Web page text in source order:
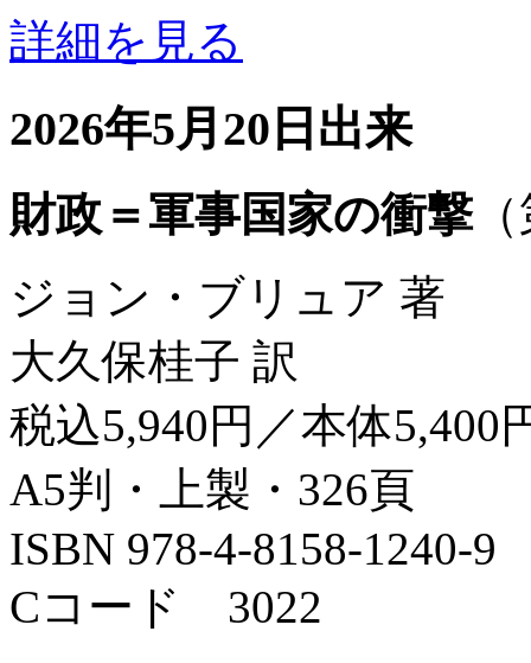
詳細を見る
2026年5月20日出来
財政＝軍事国家の衝撃（
ジョン・ブリュア 著
大久保桂子 訳
税込5,940円／本体5,400
A5判・上製・326頁
ISBN 978-4-8158-1240-9
Cコード 3022